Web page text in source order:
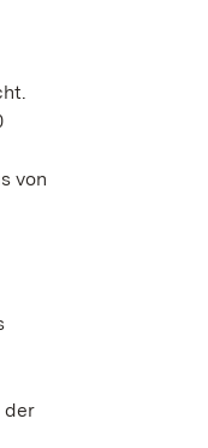
von
der